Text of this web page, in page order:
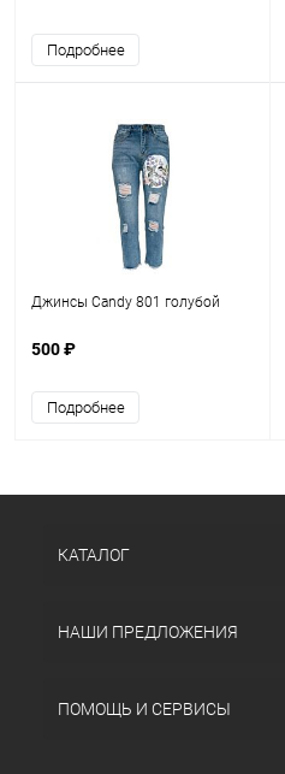
Подробнее
Джинсы Candy 801 голубой
500 ₽
Подробнее
КАТАЛОГ
НАШИ ПРЕДЛОЖЕНИЯ
ПОМОЩЬ И СЕРВИСЫ